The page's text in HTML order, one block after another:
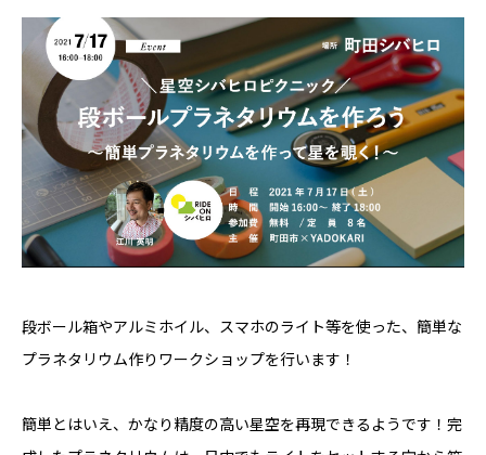
段ボール箱やアルミホイル、スマホのライト等を使った、簡単な
プラネタリウム作りワークショップを行います！
簡単とはいえ、かなり精度の高い星空を再現できるようです！完